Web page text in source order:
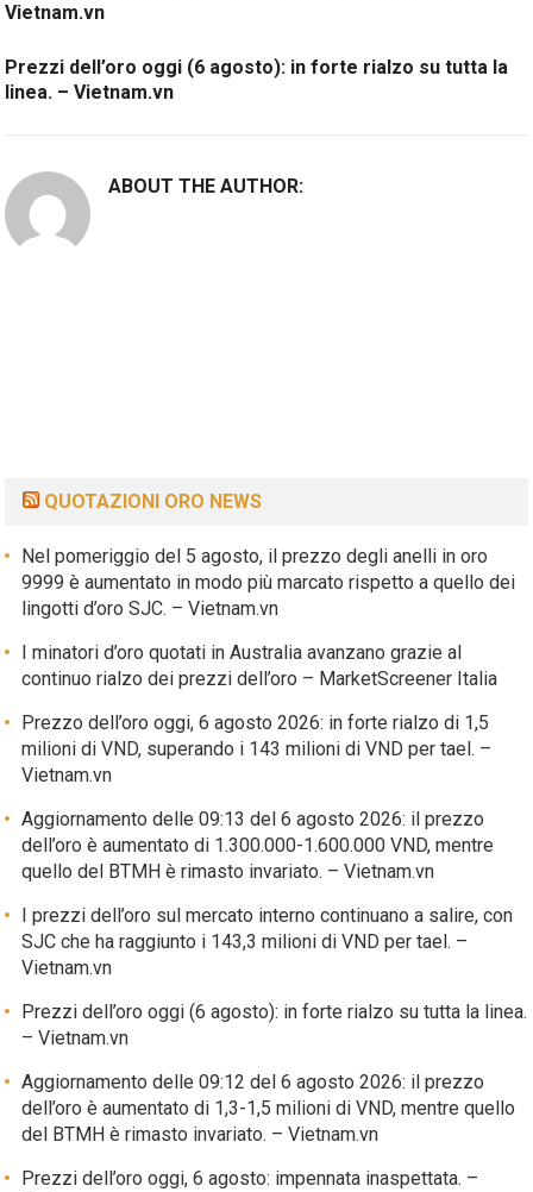
Vietnam.vn
Prezzi dell’oro oggi (6 agosto): in forte rialzo su tutta la
linea. – Vietnam.vn
ABOUT THE AUTHOR:
QUOTAZIONI ORO NEWS
Nel pomeriggio del 5 agosto, il prezzo degli anelli in oro
9999 è aumentato in modo più marcato rispetto a quello dei
lingotti d’oro SJC. – Vietnam.vn
I minatori d’oro quotati in Australia avanzano grazie al
continuo rialzo dei prezzi dell’oro – MarketScreener Italia
Prezzo dell’oro oggi, 6 agosto 2026: in forte rialzo di 1,5
milioni di VND, superando i 143 milioni di VND per tael. –
Vietnam.vn
Aggiornamento delle 09:13 del 6 agosto 2026: il prezzo
dell’oro è aumentato di 1.300.000-1.600.000 VND, mentre
quello del BTMH è rimasto invariato. – Vietnam.vn
I prezzi dell’oro sul mercato interno continuano a salire, con
SJC che ha raggiunto i 143,3 milioni di VND per tael. –
Vietnam.vn
Prezzi dell’oro oggi (6 agosto): in forte rialzo su tutta la linea.
– Vietnam.vn
Aggiornamento delle 09:12 del 6 agosto 2026: il prezzo
dell’oro è aumentato di 1,3-1,5 milioni di VND, mentre quello
del BTMH è rimasto invariato. – Vietnam.vn
Prezzi dell’oro oggi, 6 agosto: impennata inaspettata. –